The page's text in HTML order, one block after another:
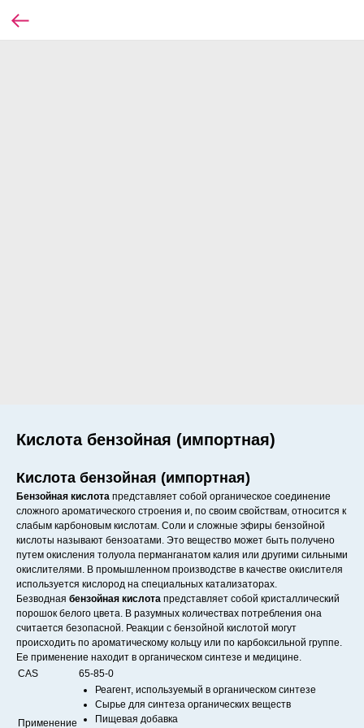
Кислота бензойная (импортная)
Кислота бензойная (импортная)
Бензойная кислота представляет собой органическое соединение
сложного ароматического строения и, по своим свойствам, относится к
слабым карбоновым кислотам. Соли и сложные эфиры бензойной
кислоты называют бензоатами. Это вещество может быть получено
путем окисления толуола перманганатом калия или другими сильными
окислителями. В промышленном производстве в качестве окислителя
используется кислород на специальных катализаторах.
Безводная бензойная кислота представляет собой кристаллический
порошок белого цвета. В разумных количествах потребления она
считается безопасной. Реакции с бензойной кислотой могут
происходить по ароматическому кольцу или по карбоксильной группе.
Ее применение находит в органическом синтезе и медицине.
CAS
65-85-0
Применение
Реагент, используемый в органическом синтезе
Сырье для синтеза органических веществ
Пищевая добавка